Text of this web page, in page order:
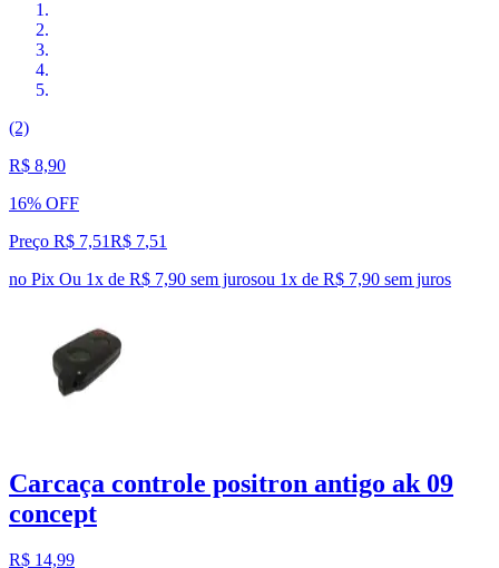
(2)
R$ 8,90
16% OFF
Preço R$ 7,51R$ 7,51
no Pix Ou 1x de R$ 7,90 sem jurosou 1x de R$ 7,90 sem juros
Carcaça controle positron antigo ak 09
concept
R$ 14,99